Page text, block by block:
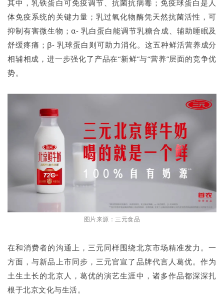
其中，乳铁蛋白可免疫调节、抗菌抗病毒；免疫球蛋白是人
体免疫系统的关键力量；乳过氧化物酶凭天然抗菌活性，可
抑制有害微生物；α- 乳白蛋白能调节乳糖合成、辅助睡眠及
舒缓疼痛；β- 乳球蛋白则可助力消化。这五种鲜活营养成分
相辅相成，进一步强化了产品在“新鲜”与“营养”层面的竞争优
势。
图片来源：三元食品
在和消费者的沟通上，三元同样围绕北京市场精准发力。一
方面，与新品上市同步，三元官宣了品牌代言人葛优。作为
土生土长的北京人，葛优的演艺生涯中，诸多作品都深深扎
根于北京文化与生活。